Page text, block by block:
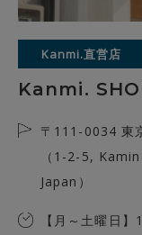
Kanmi.直営店
Kanmi.
〒111-0034 東
（1-2-5,
Japan）
【月～土曜日